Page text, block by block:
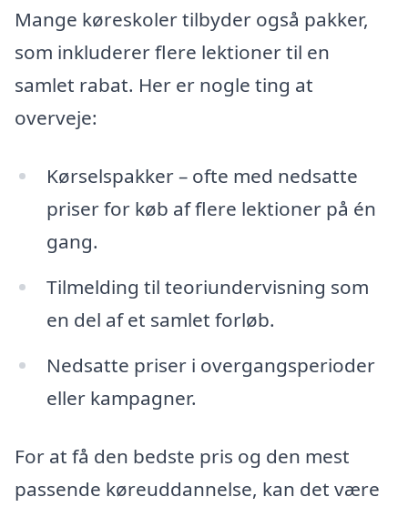
Mange køreskoler tilbyder også pakker,
som inkluderer flere lektioner til en
samlet rabat. Her er nogle ting at
overveje:
Kørselspakker – ofte med nedsatte
priser for køb af flere lektioner på én
gang.
Tilmelding til teoriundervisning som
en del af et samlet forløb.
Nedsatte priser i overgangsperioder
eller kampagner.
For at få den bedste pris og den mest
passende køreuddannelse, kan det være